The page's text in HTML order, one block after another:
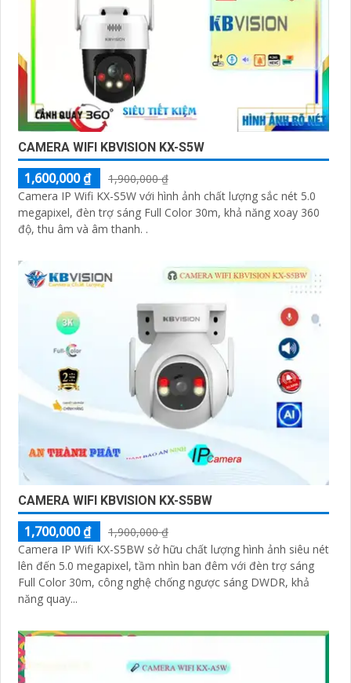
CAMERA WIFI KBVISION KX-S5W
1,600,000 ₫
1,900,000 ₫
Camera IP Wifi KX-S5W với hình ảnh chất lượng sắc nét 5.0
megapixel, đèn trợ sáng Full Color 30m, khả năng xoay 360
độ, thu âm và âm thanh. .
CAMERA WIFI KBVISION KX-S5BW
1,700,000 ₫
1,900,000 ₫
Camera IP Wifi KX-S5BW sở hữu chất lượng hình ảnh siêu nét
lên đến 5.0 megapixel, tầm nhìn ban đêm với đèn trợ sáng
Full Color 30m, công nghệ chống ngược sáng DWDR, khả
năng quay...